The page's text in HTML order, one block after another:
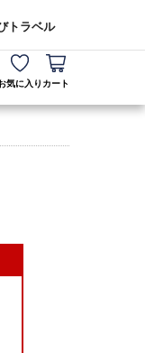
トラベル
気に入り カート